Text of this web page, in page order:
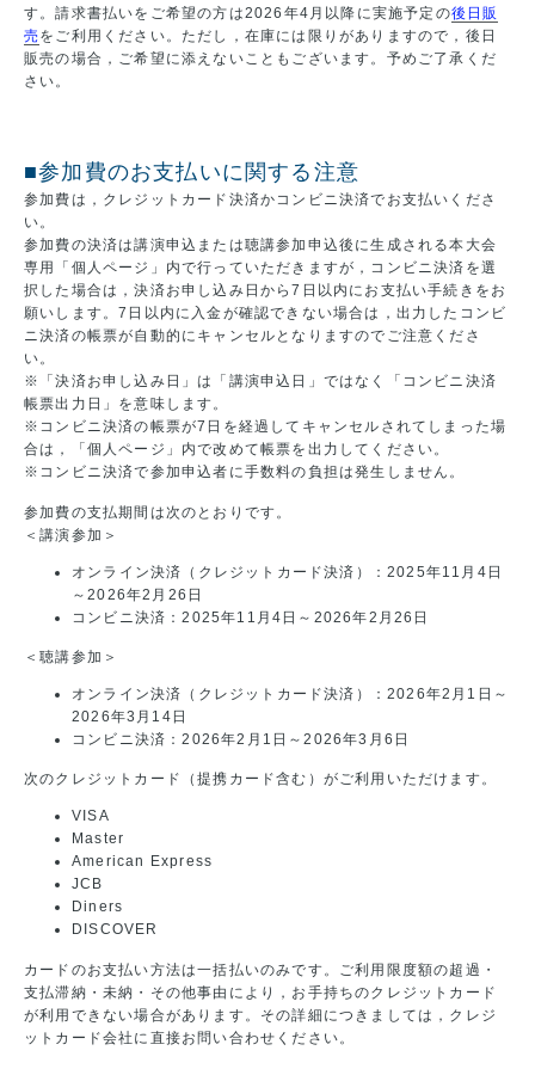
す。請求書払いをご希望の方は2026年4月以降に実施予定の後日販
売をご利用ください。ただし，在庫には限りがありますので，後日
販売の場合，ご希望に添えないこともございます。予めご了承くだ
さい。
■参加費のお支払いに関する注意
参加費は，クレジットカード決済かコンビニ決済でお支払いくださ
い。
参加費の決済は講演申込または聴講参加申込後に生成される本大会
専用「個人ページ」内で行っていただきますが，コンビニ決済を選
択した場合は，決済お申し込み日から7日以内にお支払い手続きをお
願いします。7日以内に入金が確認できない場合は，出力したコンビ
ニ決済の帳票が自動的にキャンセルとなりますのでご注意くださ
い。
※「決済お申し込み日」は「講演申込日」ではなく「コンビニ決済
帳票出力日」を意味します。
※コンビニ決済の帳票が7日を経過してキャンセルされてしまった場
合は，「個人ページ」内で改めて帳票を出力してください。
※コンビニ決済で参加申込者に手数料の負担は発生しません。
参加費の支払期間は次のとおりです。
＜講演参加＞
オンライン決済（クレジットカード決済）：2025年11月4日
～2026年2月26日
コンビニ決済：2025年11月4日～2026年2月26日
＜聴講参加＞
オンライン決済（クレジットカード決済）：2026年2月1日～
2026年3月14日
コンビニ決済：2026年2月1日～2026年3月6日
次のクレジットカード（提携カード含む）がご利用いただけます。
VISA
Master
American Express
JCB
Diners
DISCOVER
カードのお支払い方法は一括払いのみです。ご利用限度額の超過・
支払滞納・未納・その他事由により，お手持ちのクレジットカード
が利用できない場合があります。その詳細につきましては，クレジ
ットカード会社に直接お問い合わせください。